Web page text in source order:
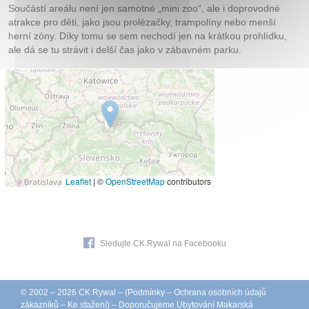
Součástí areálu není jen samotné „mini zoo“, ale i doprovodné
atrakce pro děti, jako jsou prolézačky, trampolíny nebo menší
herní zóny. Díky tomu se sem nechodí jen na krátkou prohlídku,
ale dá se tu strávit i delší čas jako v zábavném parku.
Leaflet | ©OpenStreetMapcontributors
Sledujte CK Rywal na Facebooku
© 2002 – 2026 CK Rywal – (Podmínky – Ochrana osobních údajů
zákazníků – Ke stažení) – Doporučujeme Ubytování Makarská